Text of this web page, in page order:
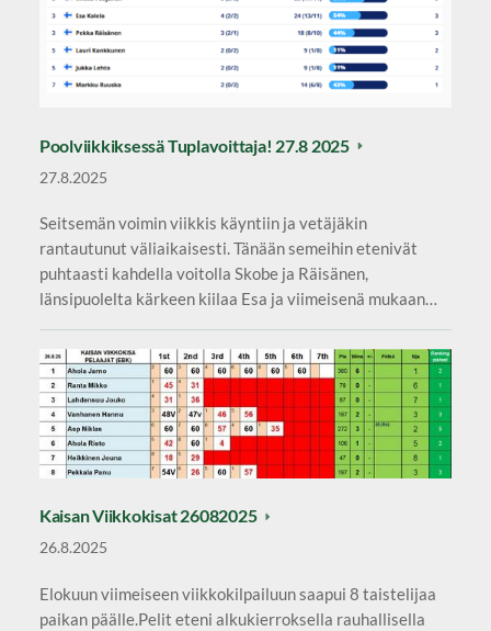
Poolviikkiksessä Tuplavoittaja! 27.8 2025
27.8.2025
Seitsemän voimin viikkis käyntiin ja vetäjäkin
rantautunut väliaikaisesti. Tänään semeihin etenivät
puhtaasti kahdella voitolla Skobe ja Räisänen,
länsipuolelta kärkeen kiilaa Esa ja viimeisenä mukaan…
Kaisan Viikkokisat 26082025
26.8.2025
Elokuun viimeiseen viikkokilpailuun saapui 8 taistelijaa
paikan päälle.Pelit eteni alkukierroksella rauhallisella